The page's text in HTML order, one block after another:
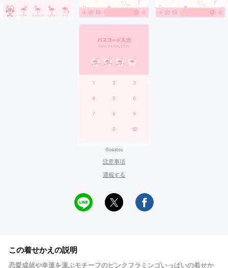
©osatou
注意事項
通報する
この着せかえの説明
恋愛成就や幸運を運ぶモチーフのピンクフラミンゴいっぱいの着せか